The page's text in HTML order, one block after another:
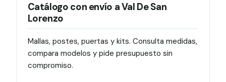
Catálogo con envío a Val De San
Lorenzo
Mallas, postes, puertas y kits. Consulta medidas,
compara modelos y pide presupuesto sin
compromiso.